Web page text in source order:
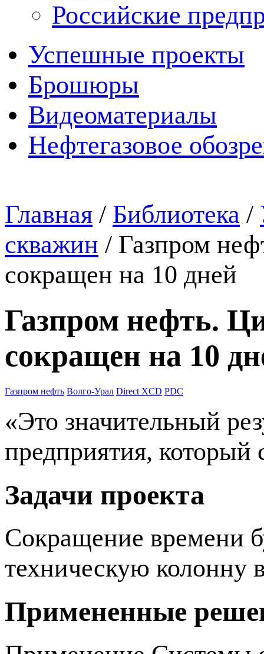
Российские
Успешные проекты
Брошюры
Видеоматериалы
Нефтегазовое
Главная / Библиотека /
скважин / Газпром
сокращен на 10 дней
Газпром нефть.
сокращен на 10
Газпром нефть Волго-Урал Direct XCD PDC
«Это значительный
предприятия, который
Задачи проекта
Сокращение времени
техническую колонну
Примененные